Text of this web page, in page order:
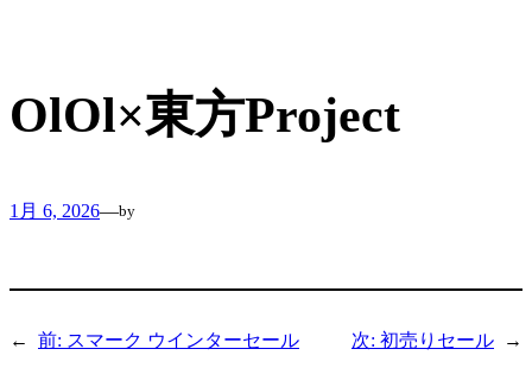
OlOl×東方Project
1月 6, 2026—by
← 前: スマーク ウインターセール 次: 初売りセール →